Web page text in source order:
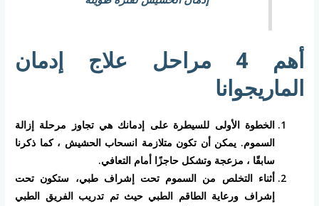
أهم 4 مراحل علاج إدمان
الماريجوانا
الخطوة الأولى للسيطرة على إدمانك هي تجاوز مرحلة إزالة
السموم. يمكن أن تكون متلازمة انسحاب الحشيش ، كما ذكرنا
سابقًا ، مزعجة وتشكل حاجزًا أمام التعافي.
أثناء التخلص من السموم تحت إشراف طبي، ستكون تحت
إشراف ورعاية الطاقم الطبي حيث تم تدريب الفريق الطبي